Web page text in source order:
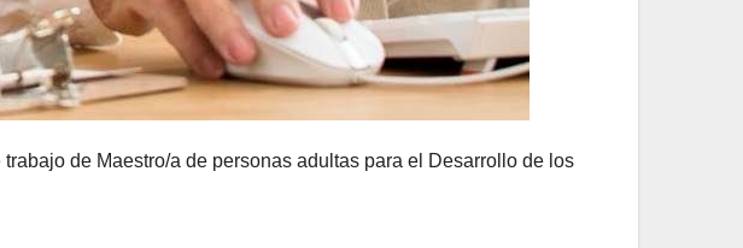
de Maestro/a de personas adultas para el Desarrollo de los